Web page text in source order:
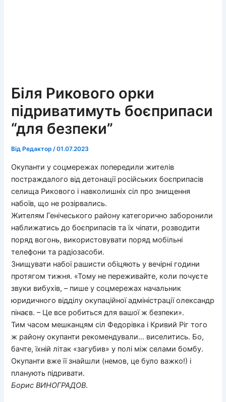
Біля Рикового орки
підриватимуть боєприпаси
“для безпеки”
Від Редактор/01.07.2023
Окупанти у соцмережах попередили жителів
постраждалого від детонації російських боєприпасів
селища Рикового і навколишніх сіл про знищення
набоїв, що не розірвались.
Жителям Генічеського району категорично заборонили
наближатись до боєприпасів та їх чіпати, розводити
поряд вогонь, використовувати поряд мобільні
телефони та радіозасоби.
Знищувати набої рашисти обіцяють у вечірні години
протягом тижня. «Тому не переживайте, коли почуєте
звуки вибухів, – пише у соцмережах начальник
юридичного відділу окупаційної адміністрації олександр
пінаєв. – Це все робиться для вашої ж безпеки».
Тим часом мешканцям сіл Федорівка і Кривий Ріг того
ж району окупанти рекомендували… виселитись. Бо,
бачте, їхній літак «загубив» у полі між селами бомбу.
Окупанти вже її знайшли (немов, це було важко!) і
планують підривати.
Борис ВИНОГРАДОВ.